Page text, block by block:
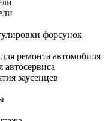
форсунок
ремонта автомобиля
автосервиса
заусенцев